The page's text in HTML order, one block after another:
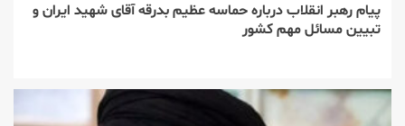
پیام رهبر انقلاب درباره حماسه عظیم بدرقه آقای شهید ایران و
تبیین مسائل مهم کشور